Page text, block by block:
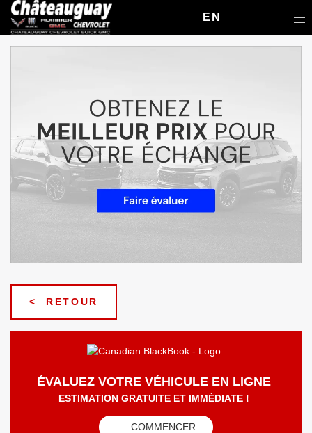
EN
< RETOUR
ÉVALUEZ VOTRE VÉHICULE EN LIGNE
ESTIMATION GRATUITE ET IMMÉDIATE !
COMMENCER